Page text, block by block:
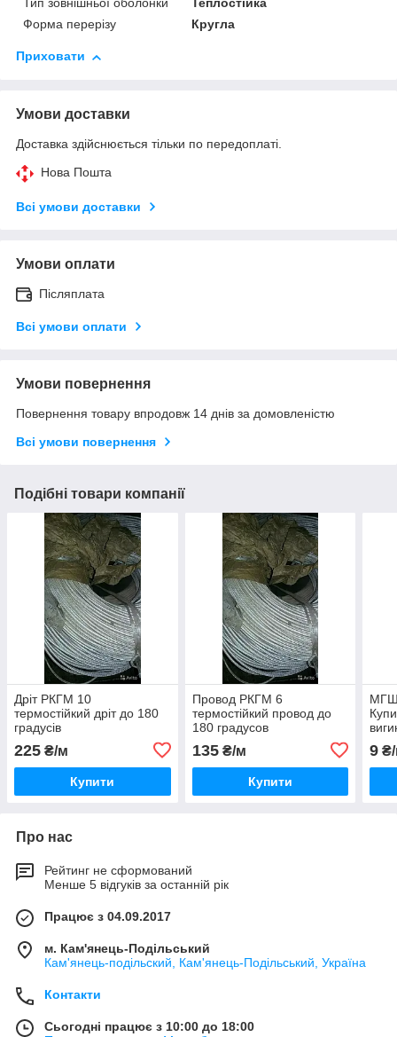
Тип зовнішньої оболонки
Теплостійка
Форма перерізу
Кругла
Приховати
Умови доставки
Доставка здійснюється тільки по передоплаті.
Нова Пошта
Всі умови доставки
Умови оплати
Післяплата
Всі умови оплати
Умови повернення
Повернення товару впродовж 14 днів за домовленістю
Всі умови повернення
Подібні товари компанії
Дріт РКГМ 10
термостійкий дріт до 180
градусів
225 ₴/м
Купити
Провод РКГМ 6
термостійкий провод до
180 градусов
135₴/м
Купити
9
Про нас
Рейтинг не сформований
Менше 5 відгуків за останній рік
Працює з 04.09.2017
м. Кам'янець-Подільський
Кам'янець-подільский, Кам'янець-Подільський, Україна
Контакти
Сьогодні працює з 10:00 до 18:00